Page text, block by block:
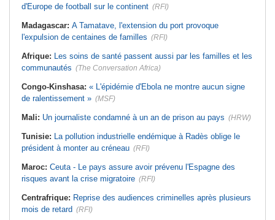
d'Europe de football sur le continent (RFI)
Madagascar: A Tamatave, l'extension du port provoque
l'expulsion de centaines de familles (RFI)
Afrique: Les soins de santé passent aussi par les familles et les
communautés (The Conversation Africa)
Congo-Kinshasa: « L'épidémie d'Ebola ne montre aucun signe
de ralentissement » (MSF)
Mali: Un journaliste condamné à un an de prison au pays (HRW)
Tunisie: La pollution industrielle endémique à Radès oblige le
président à monter au créneau (RFI)
Maroc: Ceuta - Le pays assure avoir prévenu l'Espagne des
risques avant la crise migratoire (RFI)
Centrafrique: Reprise des audiences criminelles après plusieurs
mois de retard (RFI)